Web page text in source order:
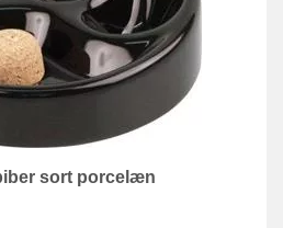
sort porcelæn